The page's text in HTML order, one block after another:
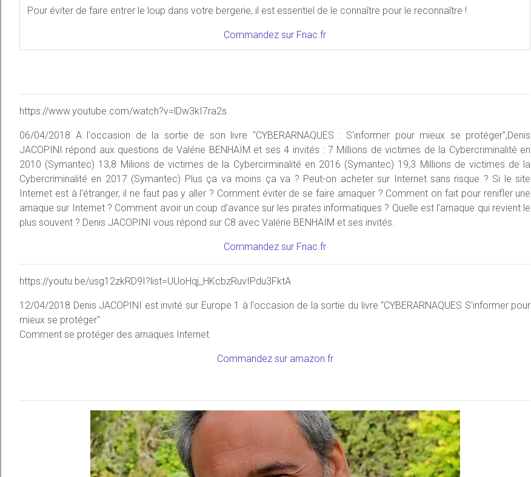
Pour éviter de faire entrer le loup dans votre bergerie, il est essentiel de le connaître pour le reconnaître !
Commandez sur Fnac.fr
https://www.youtube.com/watch?v=lDw3kI7ra2s
06/04/2018 A l'occasion de la sortie de son livre "CYBERARNAQUES : S'informer pour mieux se protéger",Denis
JACOPINI répond aux questions de Valérie BENHAÏM et ses 4 invités : 7 Millions de victimes de la Cybercriminalité en
2010 (Symantec) 13,8 Milions de victimes de la Cybercirminalité en 2016 (Symantec) 19,3 Millions de victimes de la
Cybercriminalité en 2017 (Symantec) Plus ça va moins ça va ? Peut-on acheter sur Internet sans risque ? Si le site
Internet est à l'étranger, il ne faut pas y aller ? Comment éviter de se faire arnaquer ? Comment on fait pour renifler une
arnaque sur Internet ? Comment avoir un coup d'avance sur les pirates informatiques ? Quelle est l'arnaque qui revient le
plus souvent ? Denis JACOPINI vous répond sur C8 avec Valérie BENHAÏM et ses invités.
Commandez sur Fnac.fr
https://youtu.be/usg12zkRD9I?list=UUoHqj_HKcbzRuvIPdu3FktA
12/04/2018 Denis JACOPINI est invité sur Europe 1 à l'occasion de la sortie du livre "CYBERARNAQUES S'informer pour
mieux se protéger"
Comment se protéger des arnaques Internet
Commandez sur amazon.fr